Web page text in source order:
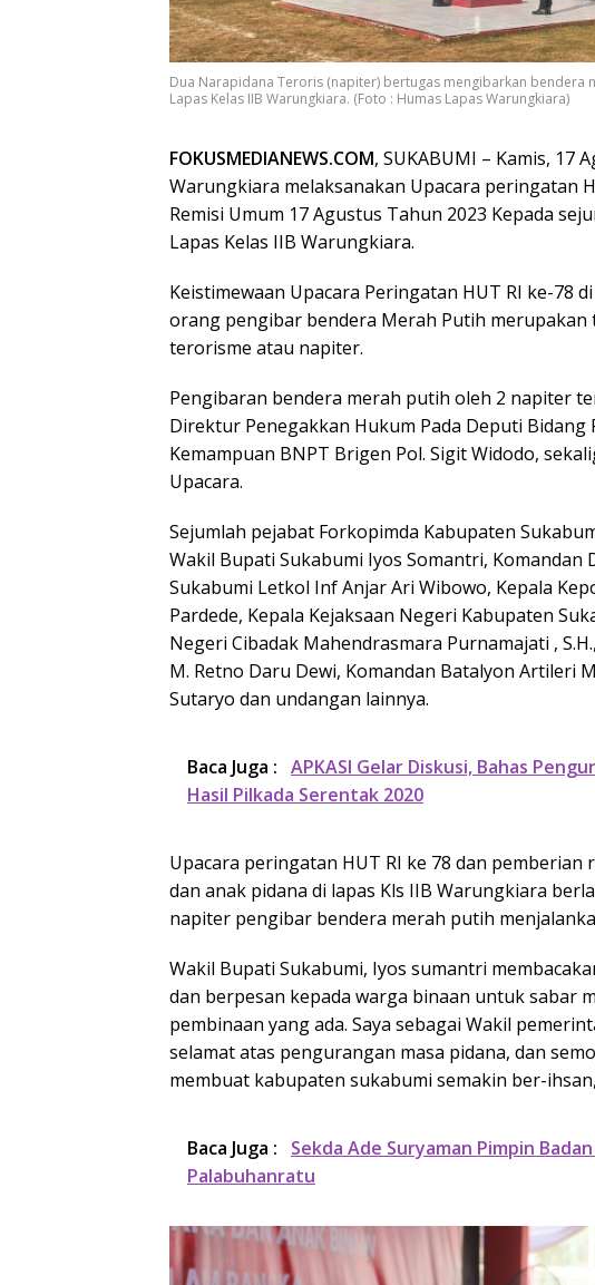
Dua Narapidana Teroris (napiter) bertugas mengibarkan bendera
Lapas Kelas IIB Warungkiara. (Foto : Humas Lapas Warungkiara)
FOKUSMEDIANEWS.COM, SUKABUMI – Kamis, 17
Warungkiara melaksanakan Upacara peringatan
Remisi Umum 17 Agustus Tahun 2023 Kepada
Lapas Kelas IIB Warungkiara.
Keistimewaan Upacara Peringatan HUT RI ke-78
orang pengibar bendera Merah Putih
terorisme atau napiter.
Pengibaran bendera merah putih oleh 2 napiter
Direktur Penegakkan Hukum Pada Deputi Bidang
Kemampuan BNPT Brigen Pol. Sigit Widodo,
Upacara.
Sejumlah pejabat Forkopimda Kabupaten
Wakil Bupati Sukabumi Iyos Somantri,
Sukabumi Letkol Inf Anjar Ari Wibowo, Kepala
Pardede, Kepala Kejaksaan Negeri Kabupaten
Negeri Cibadak Mahendrasmara Purnamajati ,
M. Retno Daru Dewi, Komandan Batalyon Artileri
Sutaryo dan undangan lainnya.
Baca Juga : APKASI Gelar Diskusi, Bahas
Hasil Pilkada Serentak 2020
Upacara peringatan HUT RI ke 78 dan
dan anak pidana di lapas Kls IIB Warungkiara
napiter pengibar bendera merah putih
Wakil Bupati Sukabumi, Iyos sumantri
dan berpesan kepada warga binaan untuk sabar
pembinaan yang ada. Saya sebagai Wakil
selamat atas pengurangan masa pidana, dan
membuat kabupaten sukabumi semakin ber-
Baca Juga :
Sekda Ade Suryaman Pimpin
Palabuhanratu